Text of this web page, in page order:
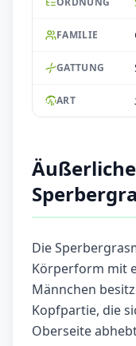
FAMILIE
GATTUNG
ART
Die
Körperform mit
Männchen
Kopfpartie, die
Oberseite